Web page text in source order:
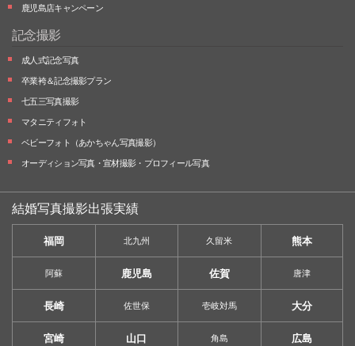
鹿児島店キャンペーン
記念撮影
成人式記念写真
卒業袴＆記念撮影プラン
七五三写真撮影
マタニティフォト
ベビーフォト （あかちゃん写真撮影）
オーディション写真・ 宣材撮影・ プロフィール写真
結婚写真撮影出張実績
福岡 北九州 久留米 熊本
阿蘇 鹿児島 佐賀 唐津
長崎 佐世保 壱岐対馬 大分
宮崎 山口 角島 広島